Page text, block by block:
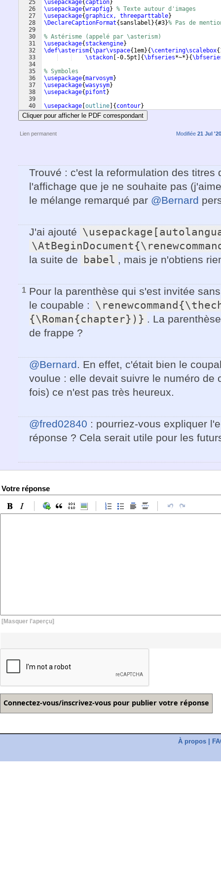
25
26
27
28
29
30
31
32
33
34
35
36
37
38
39
40
41
\usepackage{ caption}
\usepackage{wrapfig} % Texte autour d'images
\usepackage{graphicx, threeparttable}
\DeclareCaptionFormat{ sanslabel }{#3}% Pas de
% Astérisme (appelé par \asterism)
\usepackage{ stackengine}
\def\asterism{\par\vspace{ 1em}{\centering\scalebox{
\stackon
-0.5pt {\bfseries*~* }{
% Symboles
\usepackage{marvosym}
\usepackage{wasysym}
\usepackage{ pifont }
\usepackage outline { contour}
Cliquer pour afficher le PDF correspondant
Lien permanent Modifiée 21 Jul
Trouvé : c'est la reformulation des titres
l'affichage que je ne souhaite pas
le mélange remarqué par @Bernard
J'ai ajouté
la suite de babel , mais je n'obtiens
1 Pour la parenthèse qui s'est invitée
le coupable :
{\Roman{chapter})} . La
de frappe ?
@Bernard. En effet, c'était bien le
voulue : elle devait suivre le numéro de
fois) ce n'est pas très heureux.
@fred02840 : pourriez-vous expliquer
réponse ? Cela serait utile pour les
Votre réponse
[Masquer l'aperçu]
À propos